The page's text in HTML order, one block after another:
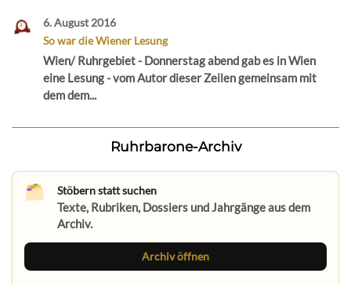
6. August 2016
So war die Wiener Lesung
Wien/ Ruhrgebiet - Donnerstag abend gab es in Wien
eine Lesung - vom Autor dieser Zeilen gemeinsam mit
dem dem...
Ruhrbarone-Archiv
Stöbern statt suchen
Texte, Rubriken, Dossiers und Jahrgänge aus dem
Archiv.
Archiv öffnen